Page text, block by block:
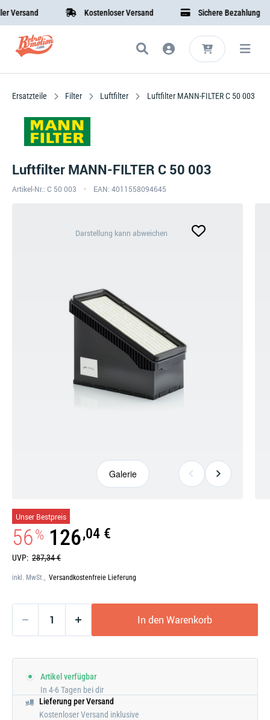
Kostenloser Versand Sichere Bezahlung
Ersatzteile Filter Luftfilter Luftfilter MANN-FILTER C 50 003
Luftfilter MANN-FILTER C 50 003
Artikel-Nr.: C 50 003 EAN: 4011558094645
Galerie
öffnen
Darstellung kann abweichen
Galerie
UVP: 287,34 €
56% 126,04 €
Unser Bestpreis
inkl. MwSt., Versandkostenfreie Lieferung
In den Warenkorb
Artikel verfügbar
In 4-6 Tagen bei dir
Lieferung per Versand
Kostenloser Versand inklusive